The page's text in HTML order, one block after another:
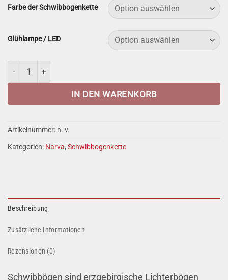
Farbe der Schwibbogenkette
Glühlampe / LED
NARVA Schwibbogenkette mit Spitzkerze Menge
IN DEN WARENKORB
Artikelnummer: n. v.
Kategorien: Narva, Schwibbogenkette
Beschreibung
Zusätzliche Informationen
Rezensionen (0)
Schwibbögen sind erzgebirgische Lichterbögen